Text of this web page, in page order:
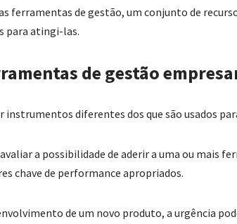
ferramentas de gestão, um conjunto de
para atingi-las.
de gestão
instrumentos diferentes dos que são usados
a possibilidade de aderir a uma ou mais
chave de performance apropriados.
de um novo produto, a urgência